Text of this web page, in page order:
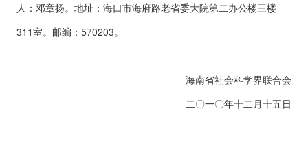
人：邓章扬。地址：海口市海府路老省委大院第二办公楼三楼
311室。邮编：570203。
海南省社会科学界联合会
二〇一〇年十二月十五日